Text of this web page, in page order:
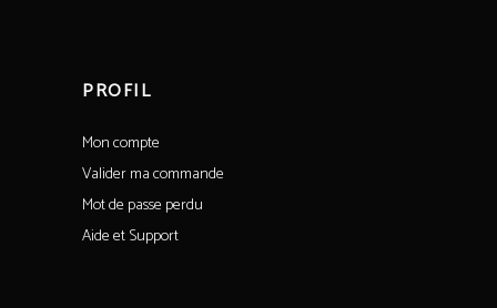
PROFIL
Mon compte
Valider ma commande
Mot de passe perdu
Aide et Support